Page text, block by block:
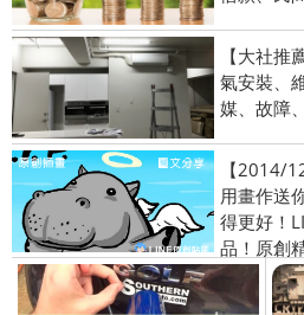
【大社
氣安裝、
媒、故障
【2014/
用畫作送
得更好！
品！原創